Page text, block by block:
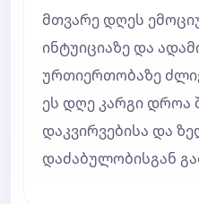
მთვარე დღეს
ინტუიციაზე და
ურთიერთობაზე
ეს დღე კარგი დროა
დაკვირვებისა და
დაძაბულობისგან